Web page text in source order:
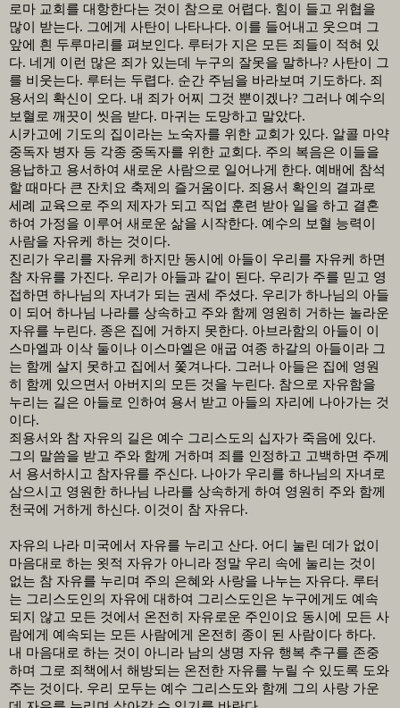
로마 교회를 대항한다는 것이 참으로 어렵다. 힘이 들고 위협을
많이 받는다. 그에게 사탄이 나타나다. 이를 들어내고 웃으며 그
앞에 흰 두루마리를 펴보인다. 루터가 지은 모든 죄들이 적혀 있
다. 네게 이런 많은 죄가 있는데 누구의 잘못을 말하나? 사탄이 그
를 비웃는다. 루터는 두렵다. 순간 주님을 바라보며 기도하다. 죄
용서의 확신이 오다. 내 죄가 어찌 그것 뿐이겠나? 그러나 예수의
보혈로 깨끗이 씻음 받다. 마귀는 도망하고 말았다.
시카고에 기도의 집이라는 노숙자를 위한 교회가 있다. 알콜 마약
중독자 병자 등 각종 중독자를 위한 교회다. 주의 복음은 이들을
용납하고 용서하여 새로운 사람으로 일어나게 한다. 예배에 참석
할 때마다 큰 잔치요 축제의 즐거움이다. 죄용서 확인의 결과로
세례 교육으로 주의 제자가 되고 직업 훈련 받아 일을 하고 결혼
하여 가정을 이루어 새로운 삶을 시작한다. 예수의 보혈 능력이
사람을 자유케 하는 것이다.
진리가 우리를 자유케 하지만 동시에 아들이 우리를 자유케 하면
참 자유를 가진다. 우리가 아들과 같이 된다. 우리가 주를 믿고 영
접하면 하나님의 자녀가 되는 권세 주셨다. 우리가 하나님의 아들
이 되어 하나님 나라를 상속하고 주와 함께 영원히 거하는 놀라운
자유를 누린다. 종은 집에 거하지 못한다. 아브라함의 아들이 이
스마엘과 이삭 둘이나 이스마엘은 애굽 여종 하갈의 아들이라 그
는 함께 살지 못하고 집에서 쫓겨나다. 그러나 아들은 집에 영원
히 함께 있으면서 아버지의 모든 것을 누린다. 참으로 자유함을
누리는 길은 아들로 인하여 용서 받고 아들의 자리에 나아가는 것
이다.
죄용서와 참 자유의 길은 예수 그리스도의 십자가 죽음에 있다.
그의 말씀을 받고 주와 함께 거하며 죄를 인정하고 고백하면 주께
서 용서하시고 참자유를 주신다. 나아가 우리를 하나님의 자녀로
삼으시고 영원한 하나님 나라를 상속하게 하여 영원히 주와 함께
천국에 거하게 하신다. 이것이 참 자유다.
자유의 나라 미국에서 자유를 누리고 산다. 어디 눌린 데가 없이
마음대로 하는 욋적 자유가 아니라 정말 우리 속에 눌리는 것이
없는 참 자유를 누리며 주의 은혜와 사랑을 나누는 자유다. 루터
는 그리스도인의 자유에 대하여 그리스도인은 누구에게도 예속
되지 않고 모든 것에서 온전히 자유로운 주인이요 동시에 모든 사
람에게 예속되는 모든 사람에게 온전히 종이 된 사람이다 하다.
내 마음대로 하는 것이 아니라 남의 생명 자유 행복 추구를 존중
하며 그로 죄책에서 해방되는 온전한 자유를 누릴 수 있도록 도와
주는 것이다. 우리 모두는 예수 그리스도와 함께 그의 사랑 가운